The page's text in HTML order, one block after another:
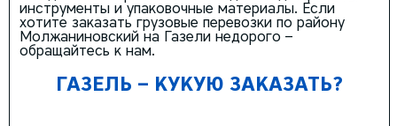
инструменты и упаковочные материалы. Если
хотите заказать грузовые перевозки по району
Молжаниновский на Газели недорого –
обращайтесь к нам.
ГАЗЕЛЬ – КУКУЮ ЗАКАЗАТЬ?